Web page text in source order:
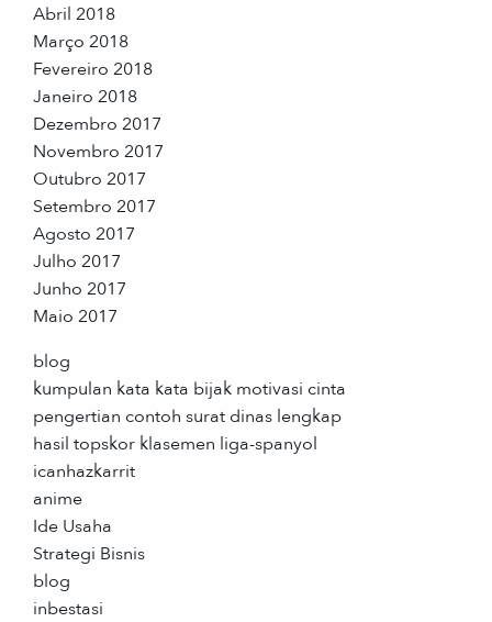
Abril 2018
Março 2018
Fevereiro 2018
Janeiro 2018
Dezembro 2017
Novembro 2017
Outubro 2017
Setembro 2017
Agosto 2017
Julho 2017
Junho 2017
Maio 2017
blog
kumpulan kata kata bijak motivasi cinta
pengertian contoh surat dinas lengkap
hasil topskor klasemen liga-spanyol
icanhazkarrit
anime
Ide Usaha
Strategi Bisnis
blog
inbestasi